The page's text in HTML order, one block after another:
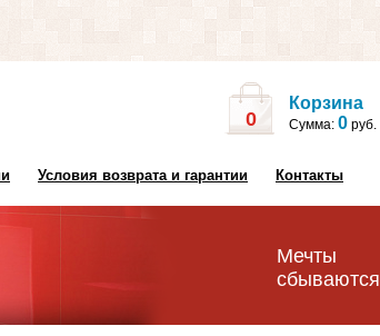
0
Корзина
Сумма: 0 руб.
Условия возврата и гарантии Контакты
Мечты
сбываются